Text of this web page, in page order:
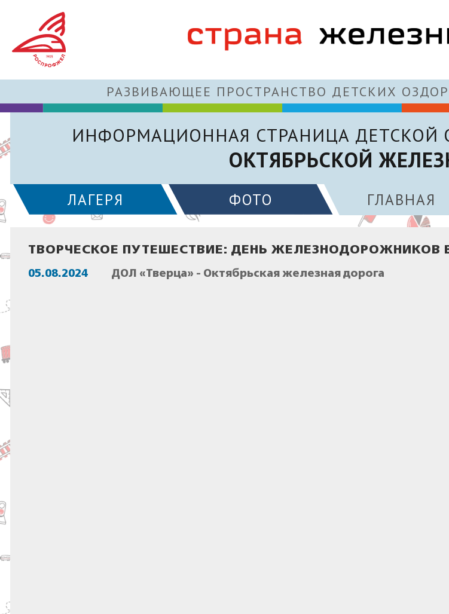
РАЗВИВАЮЩЕЕ ПРОСТРАНСТВО ДЕТСКИХ
ИНФОРМАЦИОННАЯ СТРАНИЦА
ОКТЯБРЬСКОЙ
ЛАГЕРЯ ФОТО ГЛАВНАЯ
ТВОРЧЕСКОЕ ПУТЕШЕСТВИЕ: ДЕНЬ ЖЕЛЕЗНОДОРОЖНИКОВ
05.08.2024 ДОЛ «Тверца» - Октябрьская железная дорога